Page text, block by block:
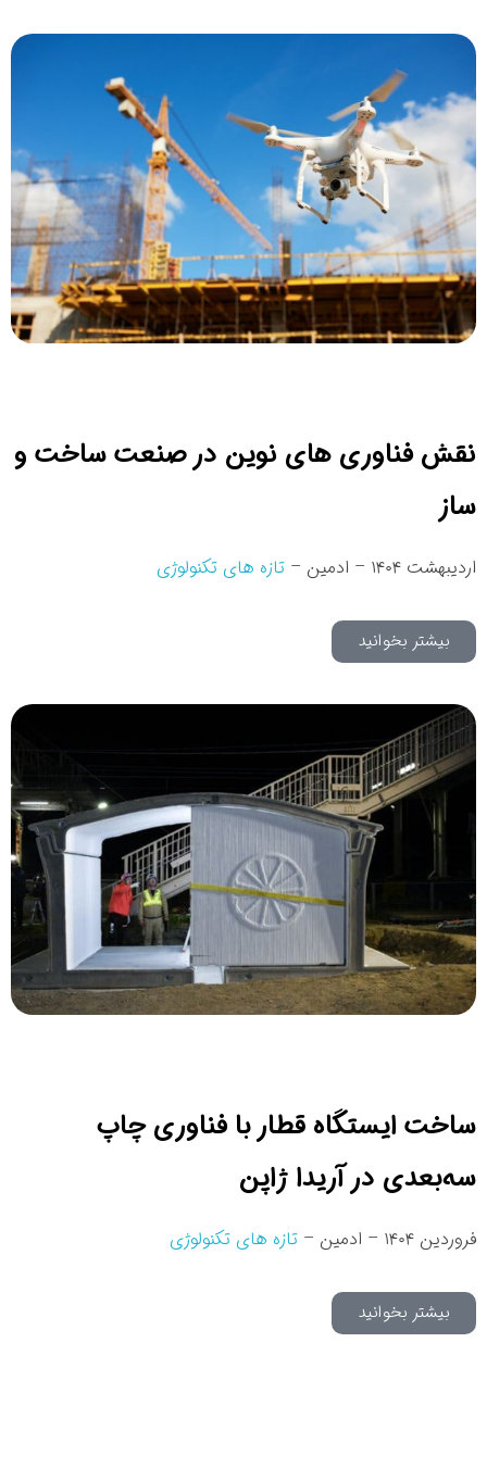
نقش فناوری های نوین در صنعت ساخت و
ساز
اردیبهشت ۱۴۰۴ – ادمین – تازه های تکنولوژی
بیشتر بخوانید
ساخت ایستگاه قطار با فناوری چاپ
سه‌بعدی در آریدا ژاپن
فروردین ۱۴۰۴ – ادمین – تازه های تکنولوژی
بیشتر بخوانید